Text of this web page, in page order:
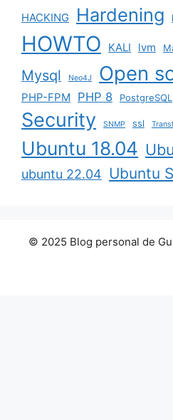
HACKING Hardening
HOWTO KALI lvm
Mysql Neo4J Open
PHP-FPM PHP 8 PostgreSQL
Security SNMP ssl
Ubuntu 18.04
ubuntu 22.04 Ubuntu